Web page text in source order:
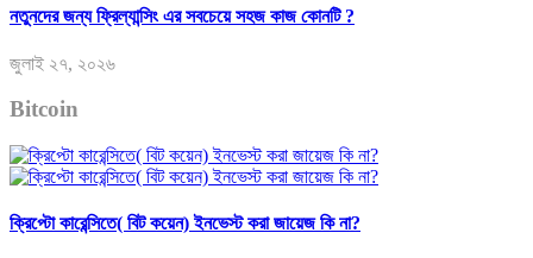
নতুনদের জন্য ফ্রিল্যান্সিং এর সবচেয়ে সহজ কাজ কোনটি ?
জুলাই ২৭, ২০২৬
Bitcoin
ক্রিপ্টো কারেন্সিতে( বিট কয়েন) ইনভেস্ট করা জায়েজ কি না?